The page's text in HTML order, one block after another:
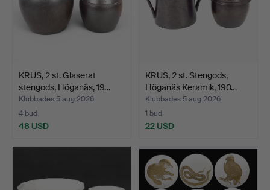
KRUS, 2 st. Glaserat
stengods, Höganäs, 19…
Klubbades 5 aug 2026
4 bud
48 USD
KRUS, 2 st. Stengods,
Höganäs Keramik, 190…
Klubbades 5 aug 2026
1 bud
22 USD